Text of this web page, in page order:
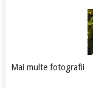
Mai multe fotografii